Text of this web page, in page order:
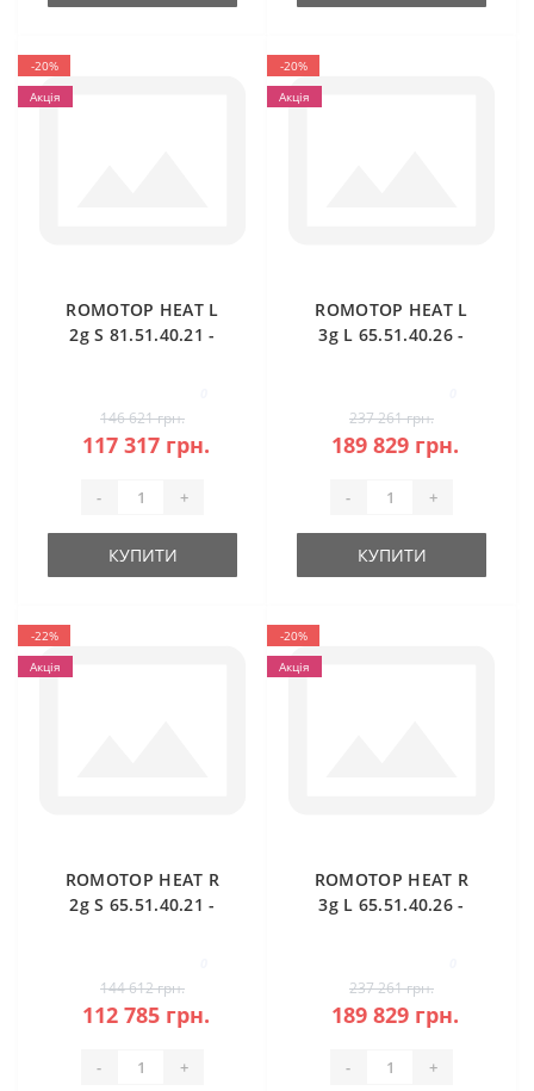
-20%
Акція
ROMOTOP HEAT L
2g S 81.51.40.21 -
146 621 грн.
117 317 грн.
- +
КУПИТИ
-20%
Акція
ROMOTOP HEAT L
3g L 65.51.40.26 -
камера)
237 261 грн.
189 829 грн.
- +
КУПИТИ
-22%
Акція
ROMOTOP HEAT R
2g S 65.51.40.21 -
топка
144 612 грн.
112 785 грн.
- +
-20%
Акція
ROMOTOP HEAT R
3g L 65.51.40.26 -
камера)
237 261 грн.
189 829 грн.
- +